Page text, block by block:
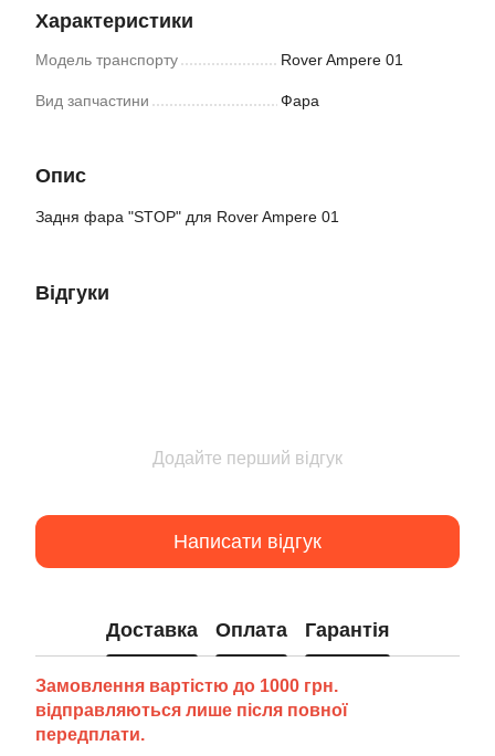
Характеристики
Модель транспорту Rover Ampere 01
Вид запчастини Фара
Опис
Задня фара "STOP" для Rover Ampere 01
Відгуки
Додайте перший відгук
Написати відгук
Доставка Оплата Гарантія
Замовлення вартістю до 1000 грн.
відправляються лише після повної
передплати.